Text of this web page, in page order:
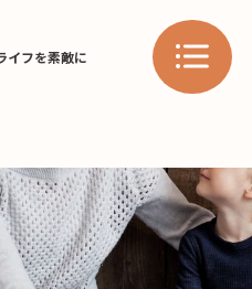
イフを素敵に
暮らし